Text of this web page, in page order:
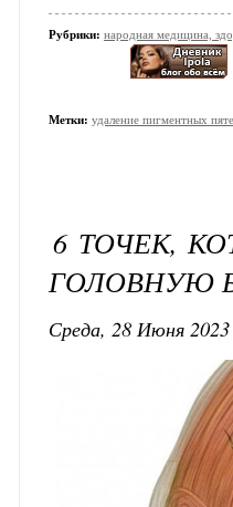
Рубрики: народная медицина,
Метки: удаление пигментных
6 ТОЧЕК,
ГОЛОВНУЮ
Среда, 28 Июня